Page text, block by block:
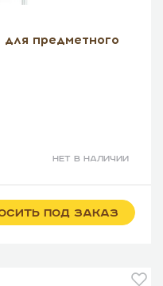
предметного
нет в наличии
ПОД ЗАКАЗ